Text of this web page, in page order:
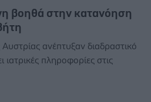
βοηθά στην κατανόηση
ανέπτυξαν διαδραστικό
πληροφορίες στις